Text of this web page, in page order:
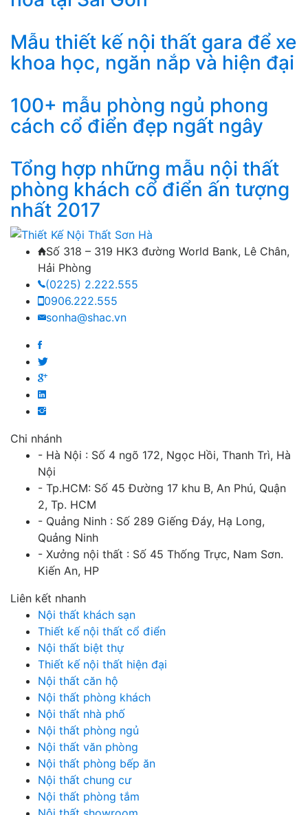
Mẫu thiết kế nội thất gara để xe
khoa học, ngăn nắp và hiện đại
100+ mẫu phòng ngủ phong
cách cổ điển đẹp ngất ngây
Tổng hợp những mẫu nội thất
phòng khách cổ điển ấn tượng
nhất 2017
Số 318 – 319 HK3 đường World Bank, Lê Chân,
Hải Phòng
(0225) 2.222.555
0906.222.555
sonha@shac.vn
Chi nhánh
- Hà Nội : Số 4 ngõ 172, Ngọc Hồi, Thanh Trì, Hà
Nội
- Tp.HCM: Số 45 Đường 17 khu B, An Phú, Quận
2, Tp. HCM
- Quảng Ninh : Số 289 Giếng Đáy, Hạ Long,
Quảng Ninh
- Xưởng nội thất : Số 45 Thống Trực, Nam Sơn.
Kiến An, HP
Liên kết nhanh
Nội thất khách sạn
Thiết kế nội thất cổ điển
Nội thất biệt thự
Thiết kế nội thất hiện đại
Nội thất căn hộ
Nội thất phòng khách
Nội thất nhà phố
Nội thất phòng ngủ
Nội thất văn phòng
Nội thất phòng bếp ăn
Nội thất chung cư
Nội thất phòng tắm